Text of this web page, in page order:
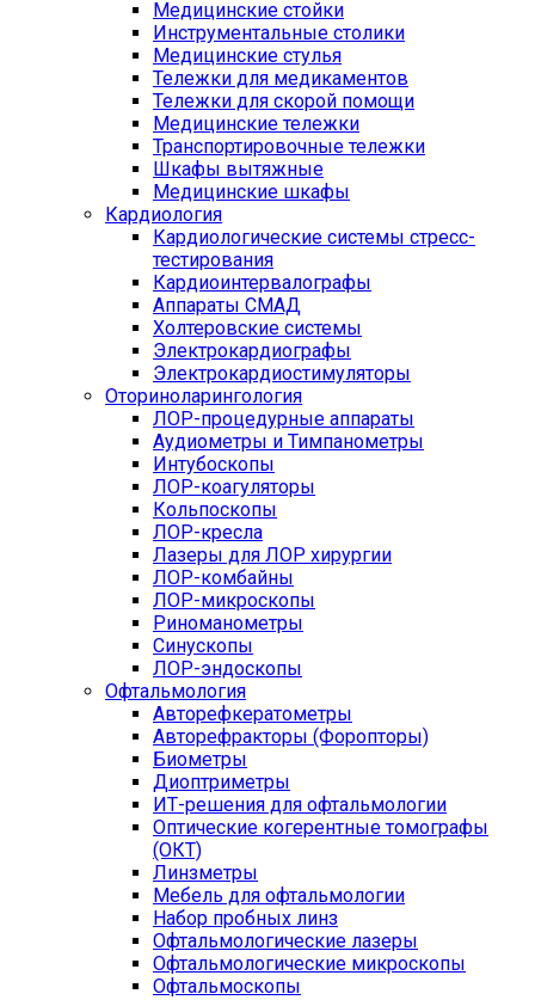
Медицинские стойки
Инструментальные столики
Медицинские стулья
Тележки для медикаментов
Тележки для скорой помощи
Медицинские тележки
Транспортировочные тележки
Шкафы вытяжные
Медицинские шкафы
Кардиология
Кардиологические системы стресс-
тестирования
Кардиоинтервалографы
Аппараты СМАД
Холтеровские системы
Электрокардиографы
Электрокардиостимуляторы
Оториноларингология
ЛОР-процедурные аппараты
Аудиометры и Тимпанометры
Интубоскопы
ЛОР-коагуляторы
Кольпоскопы
ЛОР-кресла
Лазеры для ЛОР хирургии
ЛОР-комбайны
ЛОР-микроскопы
Риноманометры
Синускопы
ЛОР-эндоскопы
Офтальмология
Авторефкератометры
Авторефракторы (Форопторы)
Биометры
Диоптриметры
ИТ-решения для офтальмологии
Оптические когерентные томографы
(ОКТ)
Линзметры
Мебель для офтальмологии
Набор пробных линз
Офтальмологические лазеры
Офтальмологические микроскопы
Офтальмоскопы